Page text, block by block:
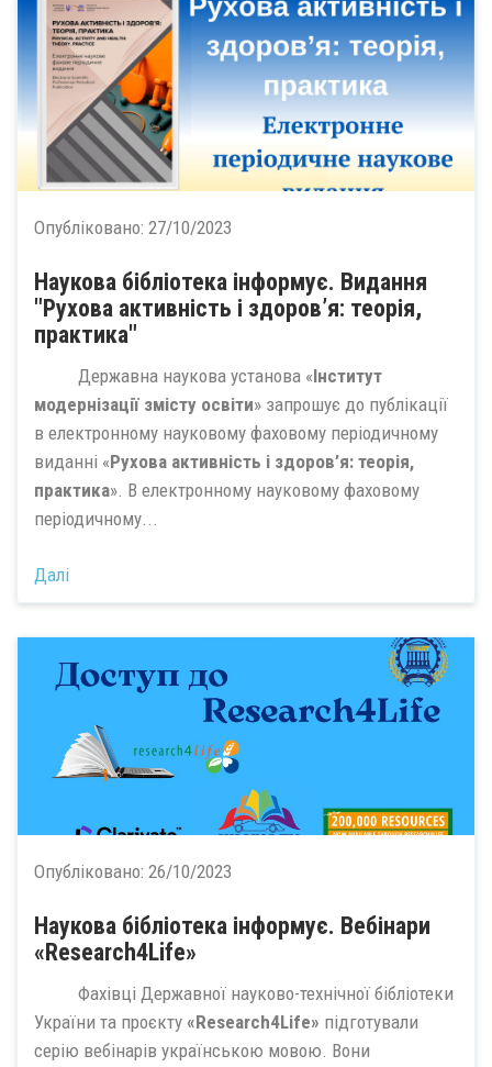
Опубліковано: 27/10/2023
Наукова бібліотека інформує. Видання
"Рухова активність і здоров’я: теорія,
практика"
Державна наукова установа «Інститут
модернізації змісту освіти» запрошує до публікації
в електронному науковому фаховому періодичному
виданні «Рухова активність і здоров’я: теорія,
практика». В електронному науковому фаховому
періодичному...
Далі
Опубліковано: 26/10/2023
Наукова бібліотека інформує. Вебінари
«Research4Life»
Фахівці Державної науково-технічної бібліотеки
України та проєкту «Research4Life» підготували
серію вебінарів українською мовою. Вони